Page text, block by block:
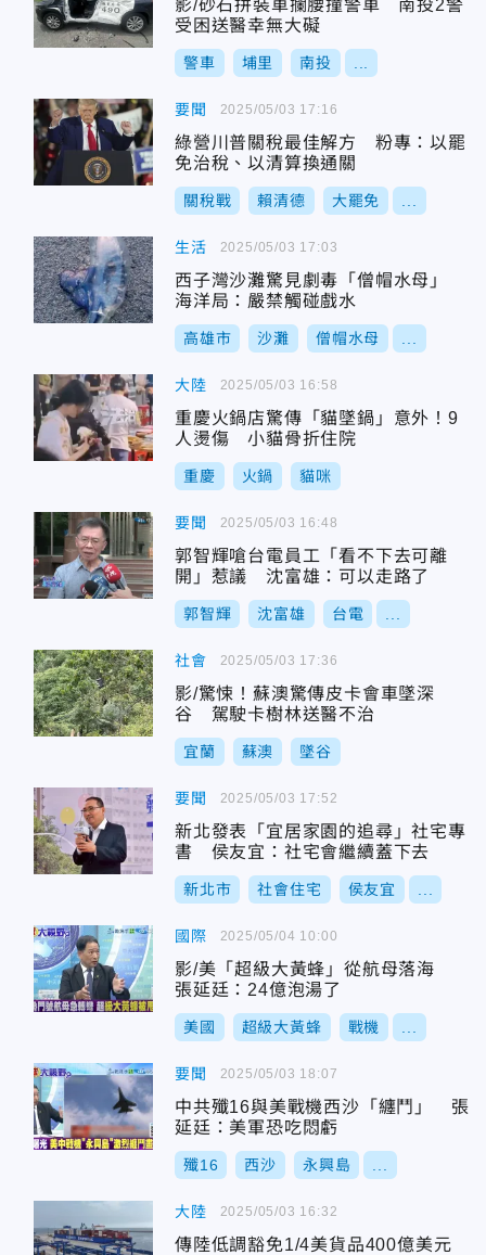
影/砂石拼裝車攔腰撞警車 南投2警
受困送醫幸無大礙
警車 埔里 南投
要聞
綠營川普關稅最佳解方 粉專：以罷
免治稅、以清算換通關
關稅戰 賴清德 大罷免
2025/05/03 17:16
生活
西子灣沙灘驚見劇毒「僧帽水母」
海洋局：嚴禁觸碰戲水
高雄市 沙灘 僧帽水母
2025/05/03 17:03
大陸
重慶火鍋店驚傳「貓墜鍋」意外！9
人燙傷 小貓骨折住院
重慶 火鍋 貓咪
2025/05/03 16:58
要聞
郭智輝嗆台電員工「看不下去可離
開」惹議 沈富雄：可以走路了
郭智輝 沈富雄 台電
2025/05/03 16:48
社會
影/驚悚！蘇澳驚傳皮卡會車墜深
谷 駕駛卡樹林送醫不治
宜蘭 蘇澳 墜谷
2025/05/03 17:36
要聞
新北發表「宜居家園的追尋」社宅專
書 侯友宜：社宅會繼續蓋下去
新北市 社會住宅 侯友宜
2025/05/03 17:52
國際
影/美「超級大黃蜂」從航母落海
張延廷：24億泡湯了
美國 超級大黃蜂 戰機
2025/05/04 10:00
要聞
中共殲16與美戰機西沙「纏鬥」 張
延廷：美軍恐吃悶虧
殲16 西沙 永興島
2025/05/03 18:07
大陸
傳陸低調豁免1/4美貨品400億美元
2025/05/03 16:32